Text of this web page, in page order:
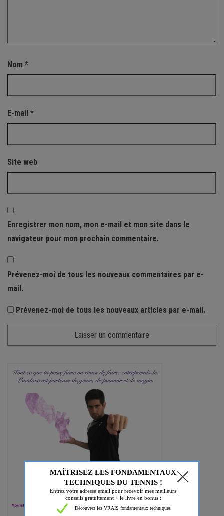
Nom *
E-mail *
Site web
Enregistrer mon nom, mon e-mail et mon site dans le
navigateur pour mon prochain commentaire.
Prévenez-moi de tous les nouveaux commentaires par e-
mail.
Prévenez-moi de tous les nouveaux articles par e-mail.